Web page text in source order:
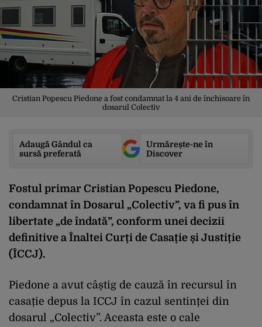
Cristian Popescu Piedone a fost condamnat la 4 ani de închisoare în
dosarul Colectiv
Adaugă Gândul ca
sursă preferată
Urmărește-ne în
Discover
Fostul primar Cristian Popescu Piedone,
condamnat în Dosarul „Colectiv”, va fi pus în
libertate „de îndată”, conform unei decizii
definitive a Înaltei Curți de Casație și Justiție
(ÎCCJ).
Piedone a avut câștig de cauză în recursul în
casație depus la ICCJ în cazul sentinței din
dosarul „Colectiv”. Aceasta este o cale